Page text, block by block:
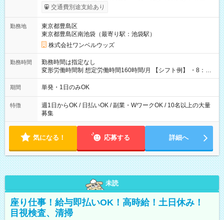
いOK！（規定あり） ┗働いたその日に現金GET♪ お仕事後はコ
ンビニATMから 日払い分を引き落とせます！ 【試用期間】試
交通費別途支給あり
勤務地
東京都豊島区
東京都豊島区南池袋（最寄り駅：池袋駅）
株式会社ワンベルウッズ
勤務時間
勤務時間は指定なし
変形労働時間制 想定労働時間160時間/月 【シフト例】 ・8：00
～21：00
期間 単発・1日のみOK
特徴
週1日からOK / 日払いOK / 副業・WワークOK / 10名以上の大量
募集
気になる！ 応募する 詳細へ
未読
座り仕事！給与即払いOK！高時給！土日休み！
目視検査、清掃